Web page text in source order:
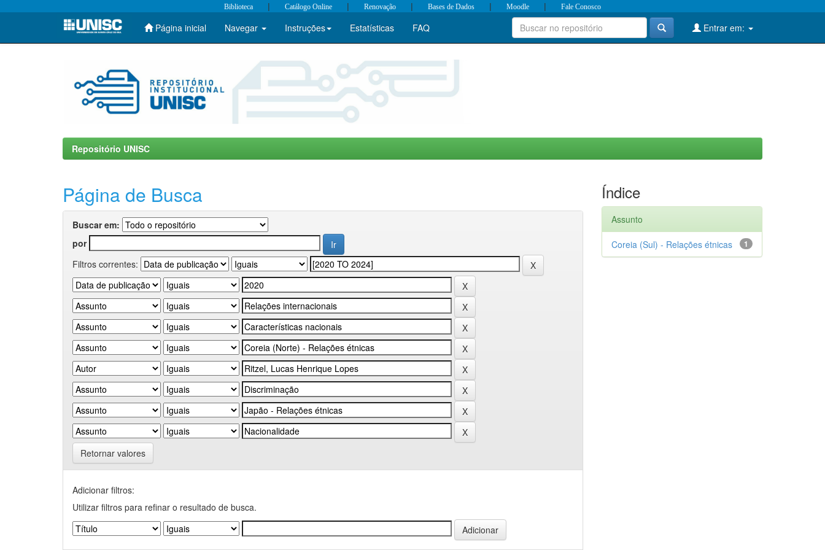
Skip
Biblioteca | Catálogo Online | Renovação | Bases de Dados | Moodle | Fale Conosco
Página inicial Navegar Instruções Estatísticas FAQ Entrar em:
Repositório UNISC
Página de Busca
Buscar em:
por
Filtros correntes:
Retornar valores
Adicionar filtros:
Utilizar filtros para refinar o resultado de busca.
Índice
Assunto
1
Coreia (Sul) - Relações étnicas